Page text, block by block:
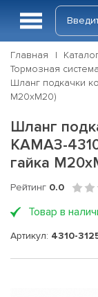
Главная
Тормозная система
Шланг подкачки
М20хМ20)
Шланг
КАМАЗ-
гайка
Рейтинг 0.0
Товар в
Артикул: 4310-